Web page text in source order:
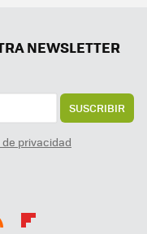
NEWSLETTER
SUSCRIBIR
privacidad